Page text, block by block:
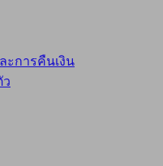
ะการคืนเงิน